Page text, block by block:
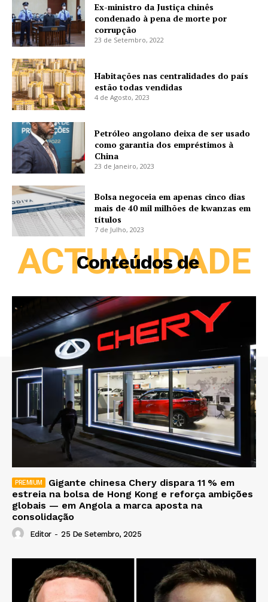
Ex-ministro da Justiça chinês
condenado à pena de morte por
corrupção
23 de Setembro, 2022
Habitações nas centralidades do país
estão todas vendidas
4 de Agosto, 2023
Petróleo angolano deixa de ser usado
como garantia dos empréstimos à
China
23 de Janeiro, 2023
Bolsa negoceia em apenas cinco dias
mais de 40 mil milhões de kwanzas em
títulos
7 de Julho, 2023
Conteúdos de
ACTUALIDADE
Gigante chinesa Chery dispara 11 % em
estreia na bolsa de Hong Kong e reforça ambições
globais — em Angola a marca aposta na
consolidação
Editor - 25 De Setembro, 2025